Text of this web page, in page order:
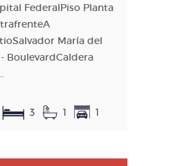
FederalPiso Planta
María del
BoulevardCaldera
3 1 1